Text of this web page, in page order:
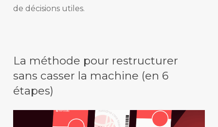
de décisions utiles.
La méthode pour restructurer
sans casser la machine (en 6
étapes)